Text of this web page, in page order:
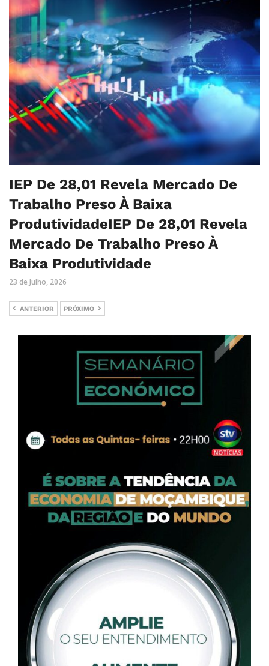
IEP De 28,01 Revela Mercado De
Trabalho Preso À Baixa
ProdutividadeIEP De 28,01 Revela
Mercado De Trabalho Preso À
Baixa Produtividade
23 de Julho, 2026
ANTERIOR PRÓXIMO